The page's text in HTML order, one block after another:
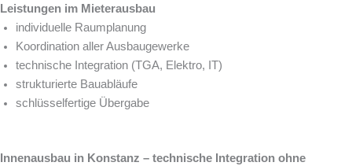
Leistungen im Mieterausbau
individuelle Raumplanung
Koordination aller Ausbaugewerke
technische Integration (TGA, Elektro, IT)
strukturierte Bauabläufe
schlüsselfertige Übergabe
Innenausbau in Konstanz – technische Integration ohne